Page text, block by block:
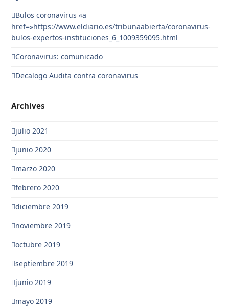
Bulos coronavirus «a
href=»https://www.eldiario.es/tribunaabierta/coronavirus-
bulos-expertos-instituciones_6_1009359095.html
Coronavirus: comunicado
Decalogo Audita contra coronavirus
Archives
julio 2021
junio 2020
marzo 2020
febrero 2020
diciembre 2019
noviembre 2019
octubre 2019
septiembre 2019
junio 2019
mayo 2019